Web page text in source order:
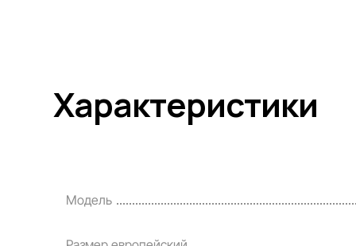
Характеристики
Модель